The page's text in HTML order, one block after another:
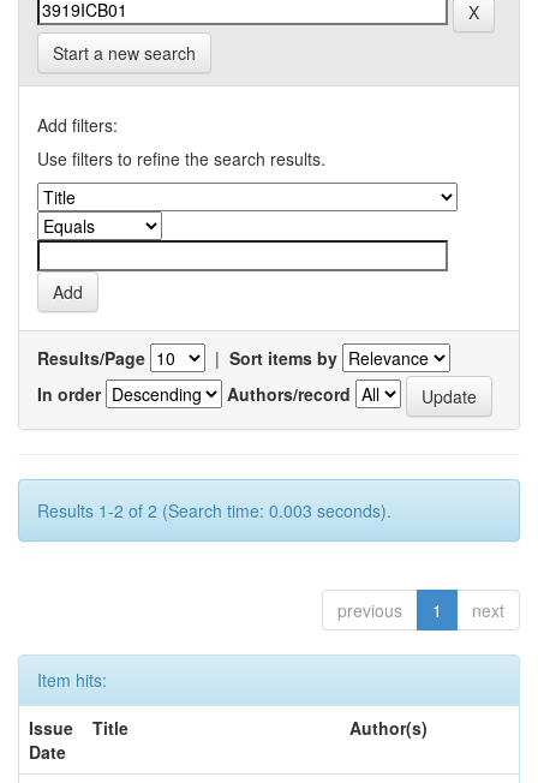
Start a new search
Add filters:
Use filters to refine the search results.
Results/Page | Sort items by
In order
Authors/record
Results 1-2 of 2 (Search time: 0.003 seconds).
previous 1 next
Item hits:
Issue
Date
Title Author(s)